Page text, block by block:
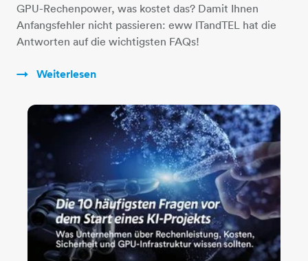
GPU-Rechenpower, was kostet das? Damit Ihnen
Anfangsfehler nicht passieren: eww ITandTEL hat die
Antworten auf die wichtigsten FAQs!
Weiterlesen